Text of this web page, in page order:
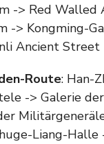
-> Red Walled
-> Kongming-
Ancient Street
Route: Han-
-> Galerie
Liang-Halle